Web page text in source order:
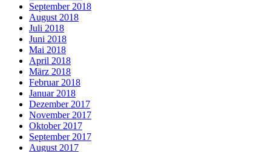
September 2018
August 2018
Juli 2018
Juni 2018
Mai 2018
April 2018
März 2018
Februar 2018
Januar 2018
Dezember 2017
November 2017
Oktober 2017
September 2017
August 2017